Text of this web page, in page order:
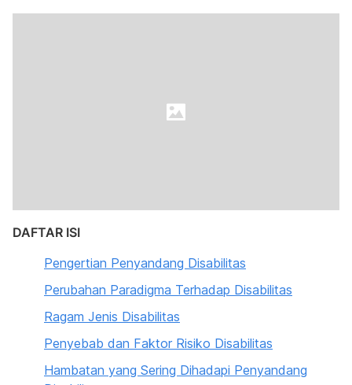
DAFTAR ISI
Pengertian Penyandang Disabilitas
Perubahan Paradigma Terhadap Disabilitas
Ragam Jenis Disabilitas
Penyebab dan Faktor Risiko Disabilitas
Hambatan yang Sering Dihadapi Penyandang